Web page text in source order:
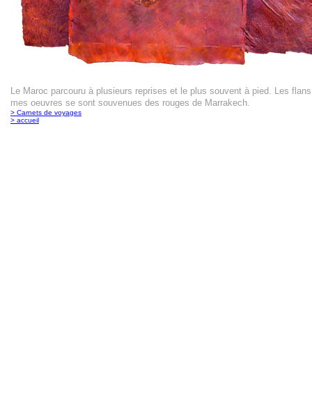
Le Maroc parcouru à plusieurs reprises et le plus souvent à pied. Les
mes oeuvres se sont souvenues des rouges de Marrakech.
> Carnets de voyages
> accueil